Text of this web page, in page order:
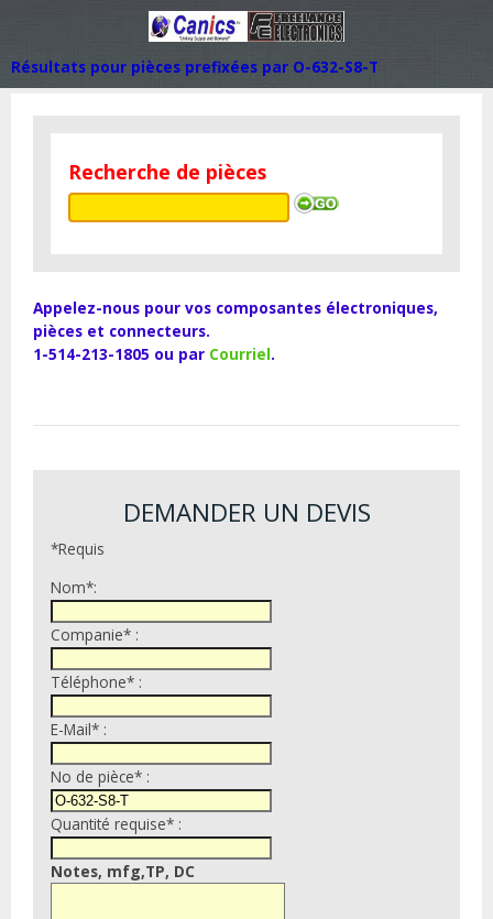
Résultats pour pièces prefixées par O-632-S8-T
Recherche de pièces
Appelez-nous pour vos composantes électroniques,
pièces et connecteurs.
1-514-213-1805 ou par Courriel.
DEMANDER UN DEVIS
*Requis
Nom*:
Companie* :
Téléphone* :
E-Mail* :
No de pièce* :
Quantité requise* :
Notes, mfg,TP, DC